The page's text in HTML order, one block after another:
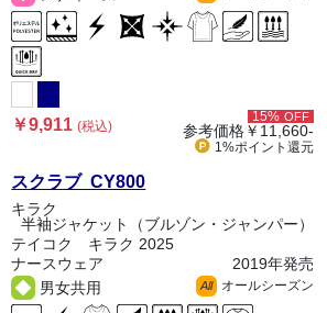
￥9,911(税込)
15% OFF
参考価格￥11,660-
1%ポイント 還元
スクラブ CY800
キラク
半袖ジャケット（ブルゾン・ジャンパー）
テイコク キラク 2025
ナースウェア
2019年発売
男女共用
All オールシーズン